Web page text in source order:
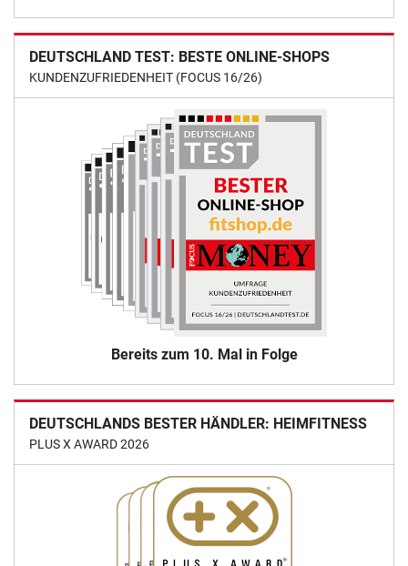
DEUTSCHLAND TEST: BESTE ONLINE-SHOPS
KUNDENZUFRIEDENHEIT (FOCUS 16/26)
Bereits zum 10. Mal in Folge
DEUTSCHLANDS BESTER HÄNDLER: HEIMFITNESS
PLUS X AWARD 2026